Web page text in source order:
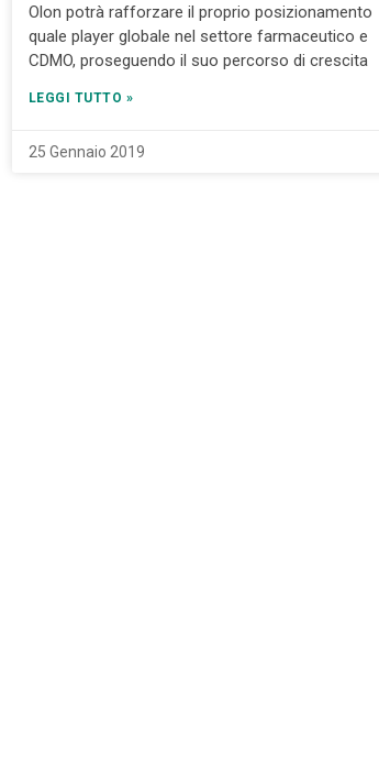
Olon potrà rafforzare il proprio posizionamento
quale player globale nel settore farmaceutico e
CDMO, proseguendo il suo percorso di crescita
LEGGI TUTTO »
25 Gennaio 2019